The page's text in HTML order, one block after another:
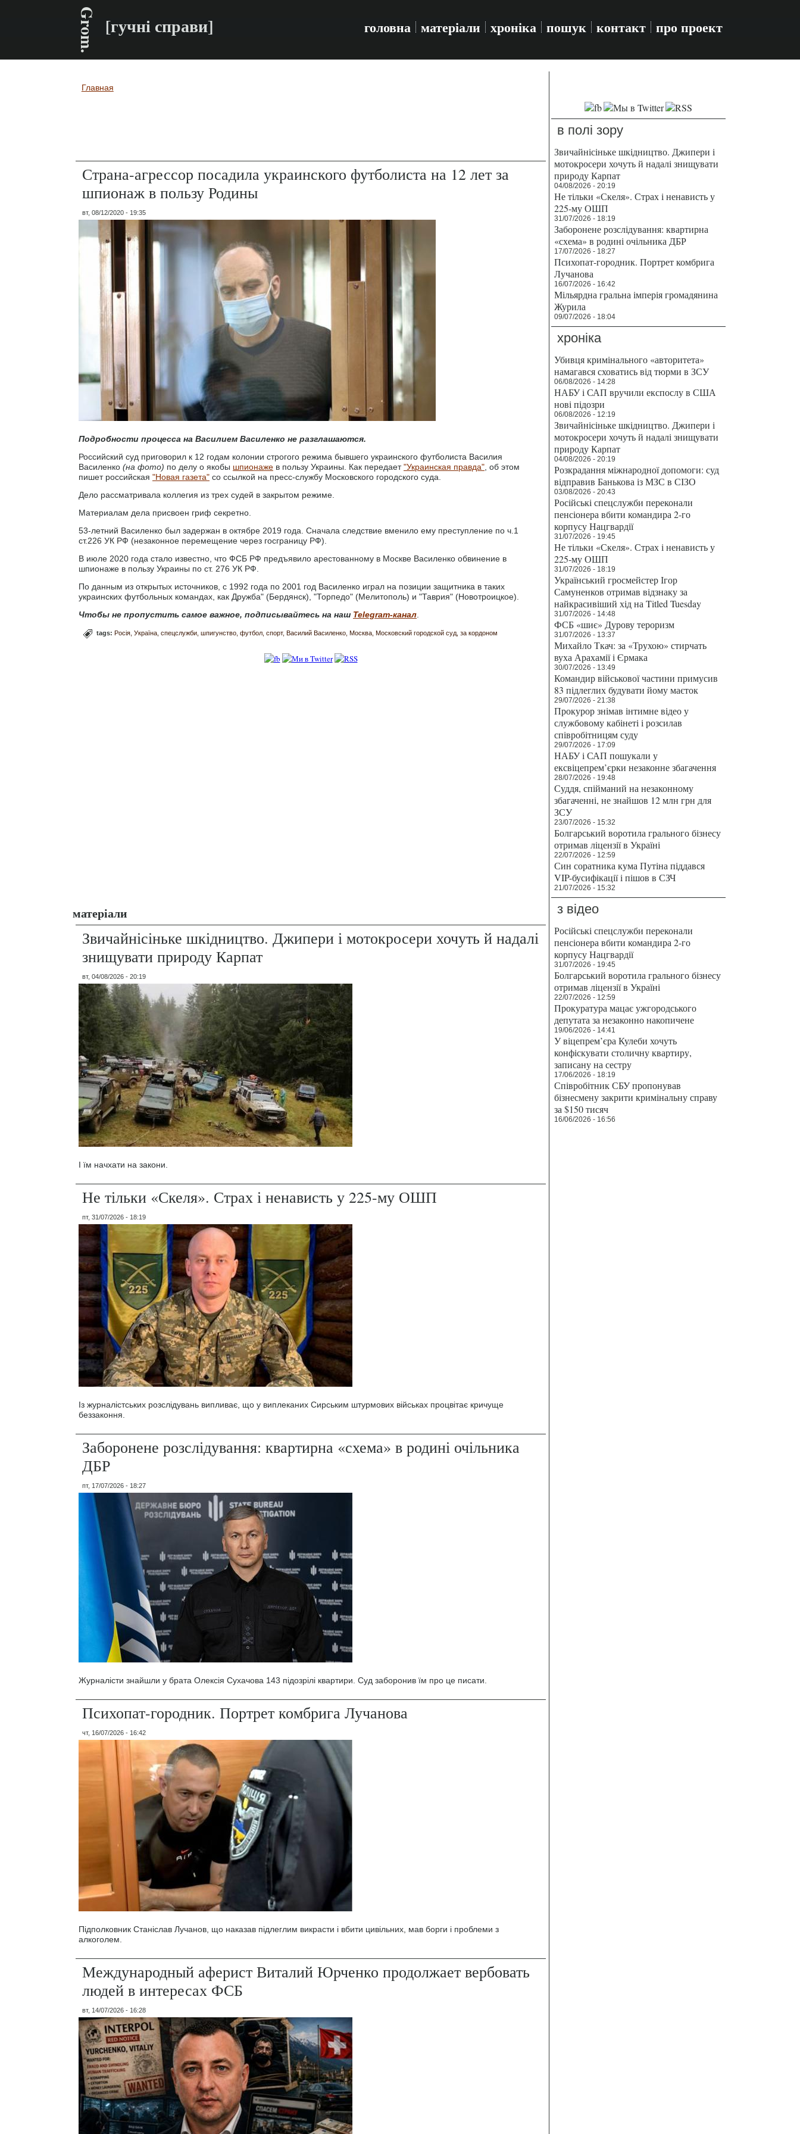
Grom. [гучні справи] головна матеріали хроніка пошук контакт про проект
Вы здесь
Главная
Страна-агрессор посадила украинского футболиста на 12 лет за
шпионаж в пользу Родины
вт, 08/12/2020 - 19:35
Подробности процесса на Василием Василенко не разглашаются.
Российский суд приговорил к 12 годам колонии строгого режима бывшего украинского футболиста Василия
Василенко (на фото) по делу о якобы шпионаже в пользу Украины. Как передает"Украинская правда" , об этом
пишет российская "Новая газета" со ссылкой на пресс-службу Московского городского суда.
Дело рассматривала коллегия из трех судей в закрытом режиме.
Материалам дела присвоен гриф секретно.
53-летний Василенко был задержан в октябре 2019 года. Сначала следствие вменило ему преступление по ч.1
ст.226 УК РФ (незаконное перемещение через госграницу РФ).
В июле 2020 года стало известно, что ФСБ РФ предъявило арестованному в Москве Василенко обвинение в
шпионаже в пользу Украины по ст. 276 УК РФ.
По данным из открытых источников, с 1992 года по 2001 год Василенко играл на позиции защитника в таких
украинских футбольных командах, как Дружба" (Бердянск), "Торпедо" (Мелитополь) и "Таврия" (Новотроицкое).
Чтобы не пропустить самое важное, подписывайтесь на наш Telegram-канал
tags: Росія Україна спецслужби шпигунство футбол спорт Василий Василенко Москва Московский городской суд за кордоном
матеріали
Звичайнісіньке шкідництво. Джипери і мотокросери хочуть й надалі
знищувати природу Карпат
вт, 04/08/2026 - 20:19
І їм начхати на закони.
Не тільки «Скеля». Страх і ненависть у 225-му ОШП
пт, 31/07/2026 - 18:19
Із журналістських розслідувань випливає, що у виплеканих Сирським штурмових військах процвітає кричуще
беззаконня.
Заборонене розслідування: квартирна «схема» в родині очільника
ДБР
пт, 17/07/2026 - 18:27
Журналісти знайшли у брата Олексія Сухачова 143 підозрілі квартири. Суд заборонив їм про це писати.
Психопат-городник. Портрет комбрига Лучанова
чт, 16/07/2026 - 16:42
Підполковник Станіслав Лучанов, що наказав підлеглим викрасти і вбити цивільних, мав борги і проблеми з
алкоголем.
Международный аферист Виталий Юрченко продолжает вербовать
людей в интересах ФСБ
вт, 14/07/2026 - 16:28
в полі зору
Звичайнісіньке шкідництво. Джипери і
мотокросери хочуть й надалі знищувати
природу Карпат
04/08/2026 - 20:19
Не тільки «Скеля». Страх і ненависть у
225-му ОШП
31/07/2026 - 18:19
Заборонене розслідування: квартирна
«схема» в родині очільника ДБР
17/07/2026 - 18:27
Психопат-городник. Портрет комбрига
Лучанова
16/07/2026 - 16:42
Мільярдна гральна імперія громадянина
Журила
09/07/2026 - 18:04
хроніка
Убивця кримінального «авторитета»
намагався сховатись від тюрми в ЗСУ
06/08/2026 - 14:28
НАБУ і САП вручили експослу в США
нові підозри
06/08/2026 - 12:19
Звичайнісіньке шкідництво. Джипери і
мотокросери хочуть й надалі знищувати
природу Карпат
04/08/2026 - 20:19
Розкрадання міжнародної допомоги: суд
відправив Банькова із МЗС в СІЗО
03/08/2026 - 20:43
Російські спецслужби переконали
пенсіонера вбити командира 2-го
корпусу Нацгвардії
31/07/2026 - 19:45
Не тільки «Скеля». Страх і ненависть у
225-му ОШП
31/07/2026 - 18:19
Український гросмейстер Ігор
Самуненков отримав відзнаку за
найкрасивіший хід на Titled Tuesday
31/07/2026 - 14:48
ФСБ «шиє» Дурову тероризм
31/07/2026 - 13:37
Михайло Ткач: за «Трухою» стирчать
вуха Арахамії і Єрмака
30/07/2026 - 13:49
Командир військової частини примусив
83 підлеглих будувати йому маєток
29/07/2026 - 21:38
Прокурор знімав інтимне відео у
службовому кабінеті і розсилав
співробітницям суду
29/07/2026 - 17:09
НАБУ і САП пошукали у
ексвіцепрем’єрки незаконне збагачення
28/07/2026 - 19:48
Суддя, спійманий на незаконному
збагаченні, не знайшов 12 млн грн для
ЗСУ
23/07/2026 - 15:32
Болгарський воротила грального бізнесу
отримав ліцензії в Україні
22/07/2026 - 12:59
Син соратника кума Путіна піддався
VIP-бусифікації і пішов в СЗЧ
21/07/2026 - 15:32
з відео
Російські спецслужби переконали
пенсіонера вбити командира 2-го
корпусу Нацгвардії
31/07/2026 - 19:45
Болгарський воротила грального бізнесу
отримав ліцензії в Україні
22/07/2026 - 12:59
Прокуратура мацає ужгородського
депутата за незаконно накопичене
19/06/2026 - 14:41
У віцепрем’єра Кулеби хочуть
конфіскувати столичну квартиру,
записану на сестру
17/06/2026 - 18:19
Співробітник СБУ пропонував
бізнесмену закрити кримінальну справу
за $150 тисяч
16/06/2026 - 16:56